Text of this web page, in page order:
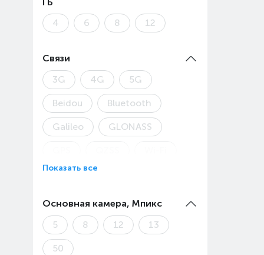
4
6 8 12
Связи
3G
4G 5G
Beidou Bluetooth
Galileo GLONASS
Показать все
Основная камера, Мпикс
5
8 12 13
50